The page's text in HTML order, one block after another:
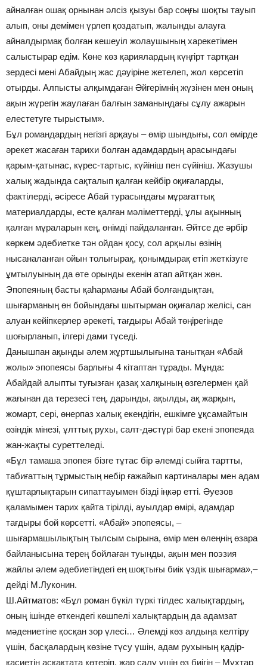
айналған ошақ орнынан әлсіз қызуы бар соңғы шоқты тауып
алып, оны демімен үрлеп қоздатып, жалынды алауға
айналдырмақ болған кешеуіл жолаушының харекетімен
салыстырар едім. Көне көз қариялардың күңгірт тартқан
зердесі мені Абайдың жас дәуіріне жетелеп, жол көрсетіп
отырды. Алпысты алқымдаған Әйгерімнің жүзінен мен оның
ақын жүрегін жаулаған балғын заманындағы сұлу ажарын
елестетуге тырыстым».
Бұл романдардың негізгі арқауы – өмір шындығы, сол өмірде
әрекет жасаған тарихи болған адамдардың арасындағы
қарым-қатынас, күрес-тартыс, күйініш пен сүйініш. Жазушы
халық жадында сақталып қалған кейбір оқиғаларды,
фактілерді, әсіресе Абай турасындағы мұрағаттық
материалдарды, есте қалған мәліметтерді, ұлы ақынның
қалған мұраларын кең, өнімді пайдаланған. Әйтсе де әрбір
көркем әдебиетке тән ойдан қосу, сол арқылы өзінің
нысаналанған ойын толығырақ, қонымдырақ етіп жеткізуге
ұмтылуының да өте орынды екенін атап айтқан жөн.
Эпопеяның басты қаһарманы Абай болғандықтан,
шығарманың өн бойындағы шытырман оқиғалар желісі, сан
алуан кейіпкерлер әрекеті, тағдыры Абай төңірегінде
шоғырланып, ілгері дами түседі.
Данышпан ақынды әлем жұртшылығына танытқан «Абай
жолы» эпопеясы барлығы 4 кітаптан тұрады. Мұнда:
Абайдай алыпты туғызған қазақ халқының өзгелермен қай
жағынан да терезесі тең, дарынды, ақылды, ақ жарқын,
жомарт, сері, өнерпаз халық екендігін, ешкімге ұқсамайтын
өзіндік мінезі, ұлттық рухы, салт-дәстүрі бар екені эпопеяда
жан-жақты суреттеледі.
«Бұл тамаша эпопея бізге тұтас бір әлемді сыйға тартты,
табиғаттың тұрмыстың небір ғажайып картиналары мен адам
құштарлықтарын сипаттауымен бізді іңкәр етті. Әуезов
қаламымен тарих қайта тірілді, ауылдар өмірі, адамдар
тағдыры бой көрсетті. «Абай» эпопеясы, –
шығармашылықтың тылсым сырына, өмір мен өлеңнің өзара
байланысына терең бойлаған туынды, ақын мен поэзия
жайлы әлем әдебиетіндегі ең шоқтығы биік үздік шығарма»,–
дейді М.Луконин.
Ш.Айтматов: «Бұл роман бүкіл түркі тілдес халықтардың,
оның ішінде өткендегі көшпелі халықтардың да адамзат
мәдениетіне қосқан зор үлесі… Әлемді көз алдыңа келтіру
үшін, басқалардың көзіне түсу үшін, адам рухының қадір-
қасиетін асқақтата көтеріп, жар салу үшін өз биігің – Мұхтар